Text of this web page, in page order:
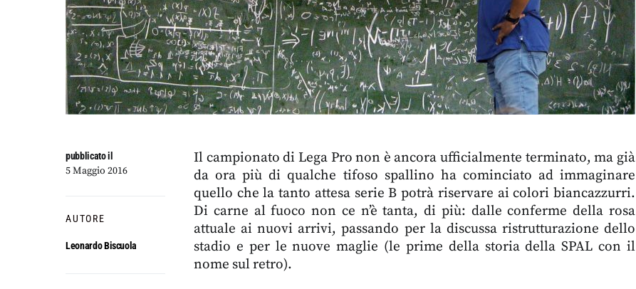
pubblicato il
5 Maggio 2016
AUTORE
Leonardo Biscuola
Il campionato di Lega Pro non è ancora ufficialmente terminato, ma già
da ora più di qualche tifoso spallino ha cominciato ad immaginare
quello che la tanto attesa serie B potrà riservare ai colori biancazzurri.
Di carne al fuoco non ce n’è tanta, di più: dalle conferme della rosa
attuale ai nuovi arrivi, passando per la discussa ristrutturazione dello
stadio e per le nuove maglie (le prime della storia della SPAL con il
nome sul retro).